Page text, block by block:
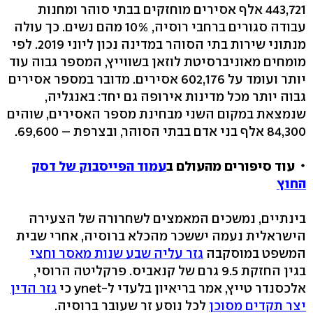
443,721 אלף אסירים מוחזקים בבתי סוהר ומחנות
עבודה סגורים ברחבי רוסיה, 10% מהם נשים. כך עולה
מנתוני שירות בתי הסוהר במדינה נכון ליוני 2019. לפי
מומחים מאוניברסיטת לוזאן בשווייץ, המספר גבוה עוד
יותר ועומד על 602,176 אסירים. מדובר במספר אסירים
גבוה יותר מכל מדינות אירופה גם יחד: באנגליה,
שנמצאת במקום השני מבחינת מספר האסירים, שוהים
84,300 אלף בני אדם בבתי הסוהר, ובצרפת – 69,600.
עוד סיפורים מהעולם בעמוד הפייסבוק של דסק
החוץ
בינתיים, נמשכים המאמצים לשחרורה של הצעירה
הישראלית נעמה יששכר מהכלא ברוסיה, אחרי שבית
המשפט במוסקבה גזר עליה שבע שנות מאסר וחצי
בגין החזקת 9.5 גרם של קנאביס. פרקליטה הרוסי,
אלכסנדר טייץ, אמר בריאיון בלעדי ל-ynet כי
גזר הדין
יצר תקדים מסוכן לכל נוסע זר שעובר ברוסיה.